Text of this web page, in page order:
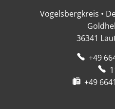
Vogelsbergkreis •
36341
+49
+49